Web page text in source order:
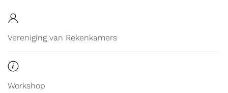
Vereniging van Rekenkamers
Workshop